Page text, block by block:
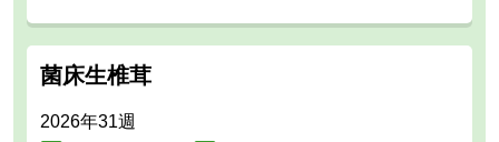
菌床生椎茸
2026年31週